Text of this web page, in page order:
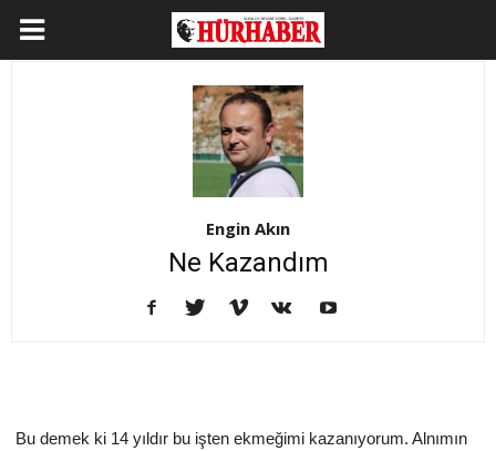
Engin Akın
Ne Kazandım
Bu demek ki 14 yıldır bu işten ekmeğimi kazanıyorum. Alnımın